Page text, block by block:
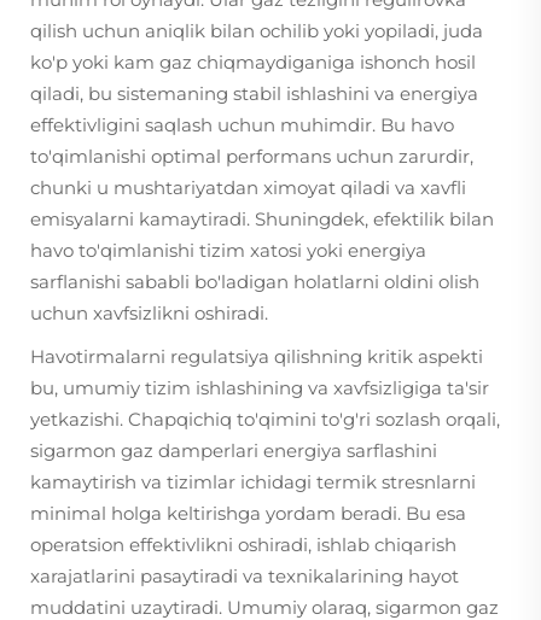
qilish uchun aniqlik bilan ochilib yoki yopiladi, juda
ko'p yoki kam gaz chiqmaydiganiga ishonch hosil
qiladi, bu sistemaning stabil ishlashini va energiya
effektivligini saqlash uchun muhimdir. Bu havo
to'qimlanishi optimal performans uchun zarurdir,
chunki u mushtariyatdan ximoyat qiladi va xavfli
emisyalarni kamaytiradi. Shuningdek, efektilik bilan
havo to'qimlanishi tizim xatosi yoki energiya
sarflanishi sababli bo'ladigan holatlarni oldini olish
uchun xavfsizlikni oshiradi.
Havotirmalarni regulatsiya qilishning kritik aspekti
bu, umumiy tizim ishlashining va xavfsizligiga ta'sir
yetkazishi. Chapqichiq to'qimini to'g'ri sozlash orqali,
sigarmon gaz damperlari energiya sarflashini
kamaytirish va tizimlar ichidagi termik stresnlarni
minimal holga keltirishga yordam beradi. Bu esa
operatsion effektivlikni oshiradi, ishlab chiqarish
xarajatlarini pasaytiradi va texnikalarining hayot
muddatini uzaytiradi. Umumiy olaraq, sigarmon gaz